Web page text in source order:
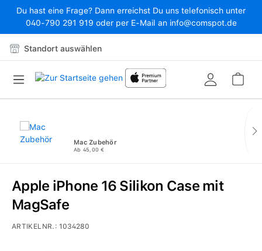
Zum Hauptinhalt springen
Du hast eine Frage? Dann erreichst Du uns telefonisch unter
040-790 291 919 oder per E-Mail an info@comspot.de
Standort auswählen
Mac Zubehör
Ab 45,00 €
Apple iPhone 16 Silikon Case mit
MagSafe
ARTIKELNR.:1034280